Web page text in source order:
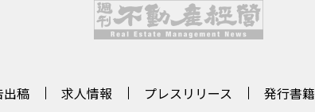
稿 求人情報 プレスリリース 発行書籍